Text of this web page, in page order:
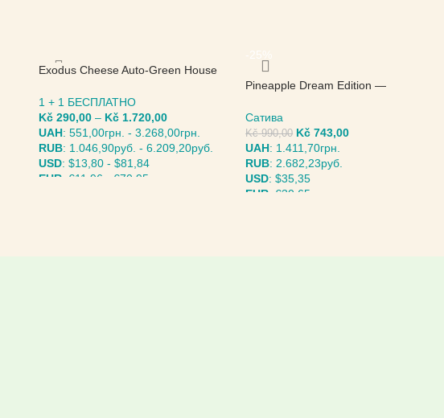
Exodus Cheese Auto-Green House
1 + 1 БЕСПЛАТНО
Kč 290,00 – Kč 1.720,00
UAH:551,00грн. -3.268,00грн.
RUB: 1.046,90руб. -6.209,20руб.
USD:$13,80 -$81,84
EUR €11,96 €70,95
-25%
Pineapple Dream Edition —
Сатива
Kč990,00 Kč 743,00
UAH: 1.411,70грн.
RUB: 2.682,23руб.
USD:$35,35
EUR €30,65